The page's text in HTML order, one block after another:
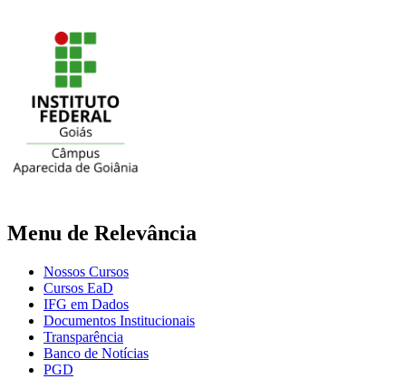
Menu de Relevância
Nossos Cursos
Cursos EaD
IFG em Dados
Documentos Institucionais
Transparência
Banco de Notícias
PGD